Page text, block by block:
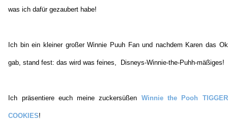
was ich dafür gezaubert habe!
Ich bin ein kleiner großer Winnie Puuh Fan und nachdem Karen das Ok
gab, stand fest: das wird was feines, Disneys-Winnie-the-Puhh-mäßiges!
Ich präsentiere euch meine zuckersüßen Winnie the Pooh TIGGER
COOKIES!